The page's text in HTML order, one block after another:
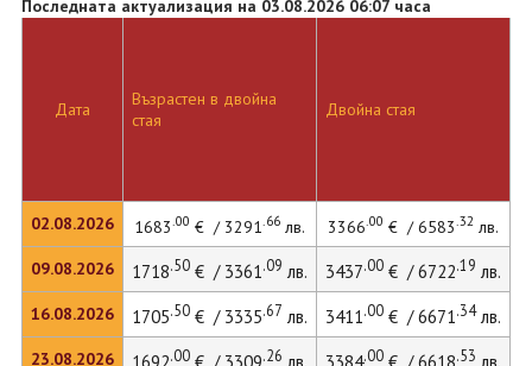
Последната актуализация на 03.08.2026 06:07 часа
Дата
02.08.2026
09.08.2026
16.08.2026
23.08.2026
Възрастен в двойна
стая
Двойна стая
1683.00 € / 3291.66лв. 3366.00 € / 6583.32лв.
1718.50€ / 3361.09 лв. 3437.00€ / 6722.19 лв.
1705.50€ / 3335.67 лв. 3411.00€ / 6671.34лв.
.00 .26 .00 .53